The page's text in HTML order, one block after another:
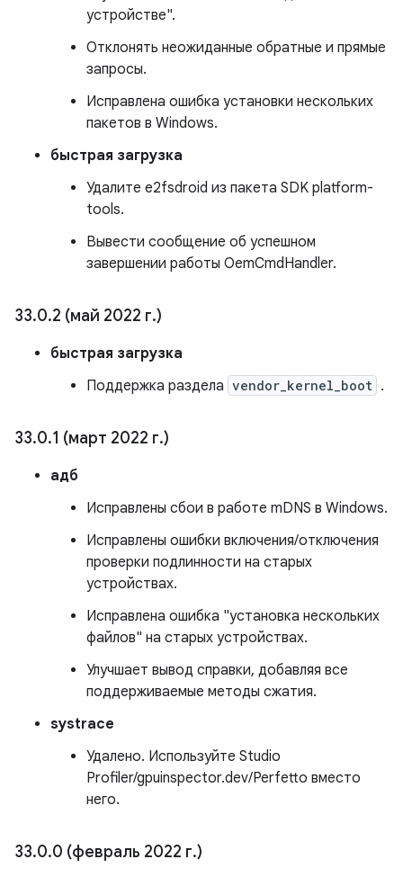
устройстве".
Отклонять неожиданные обратные и прямые
запросы.
Исправлена ​​ошибка установки нескольких
пакетов в Windows.
быстрая загрузка
Удалите e2fsdroid из пакета SDK platform-
tools.
Вывести сообщение об успешном
завершении работы OemCmdHandler.
33.0.2 (май 2022 г.)
быстрая загрузка
Поддержка раздела vendor_kernel_boot .
33.0.1 (март 2022 г.)
адб
Исправлены сбои в работе mDNS в Windows.
Исправлены ошибки включения/отключения
проверки подлинности на старых
устройствах.
Исправлена ​​ошибка "установка нескольких
файлов" на старых устройствах.
Улучшает вывод справки, добавляя все
поддерживаемые методы сжатия.
systrace
Удалено. Используйте Studio
Profiler/gpuinspector.dev/Perfetto вместо
него.
33.0.0 (февраль 2022 г.)